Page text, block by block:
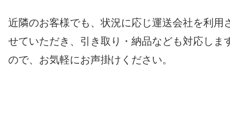
近隣のお客様でも、状況に応じ運送会社を利用
せていただき、引き取り・納品なども対応しま
ので、お気軽にお声掛けください。